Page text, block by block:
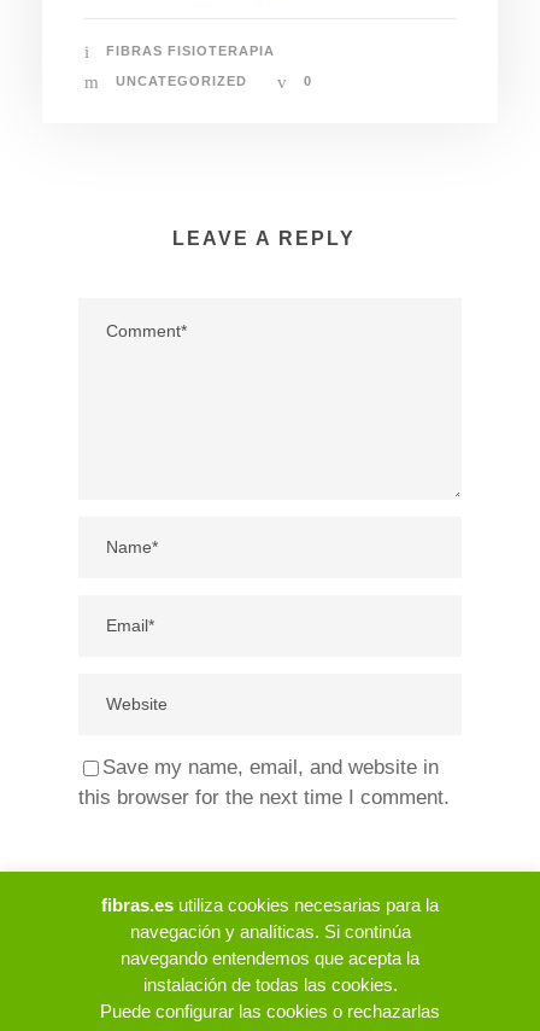
FIBRAS FISIOTERAPIA
UNCATEGORIZED 0
LEAVE A REPLY
Save my name, email, and website in
this browser for the next time I comment.
fibras.es utiliza cookies necesarias para la
navegación y analíticas. Si continúa
navegando entendemos que acepta la
instalación de todas las cookies.
Puede configurar las cookies o rechazarlas